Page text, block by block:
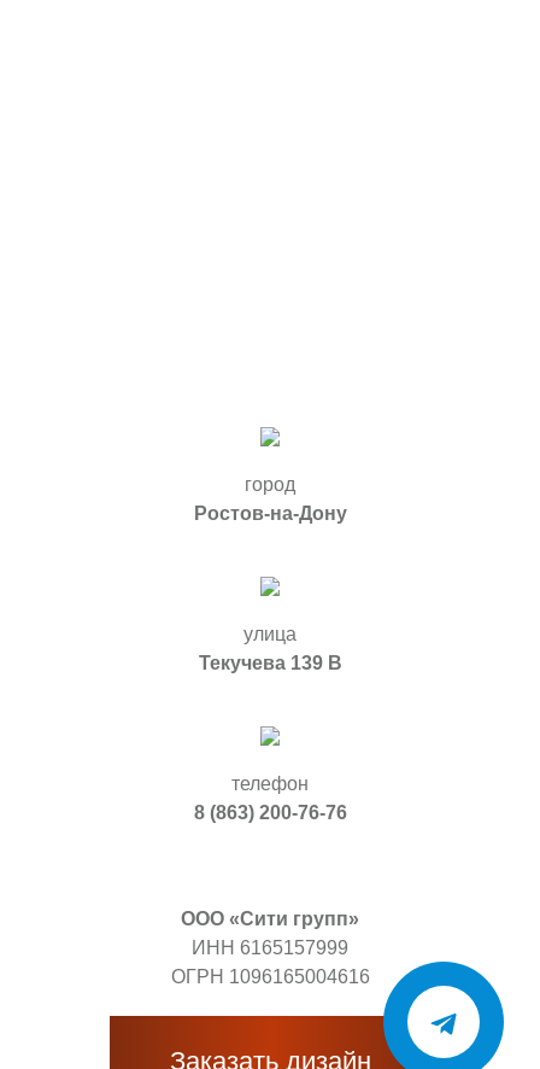
Обратная
город
Ростов-на-Дону
улица
Текучева 139 В
телефон
8 (863) 200-76-76
ООО «Сити групп»
ИНН 6165157999
ОГРН 1096165004616
Заказать дизайн